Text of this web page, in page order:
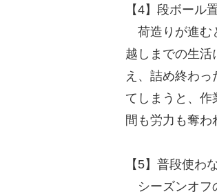
【4】段ボール
荷造りが進む
越しまでの生活
え、詰め終わ
てしまうと、作
間も労力も奪わ
【5】普段使わ
シーズンオフ